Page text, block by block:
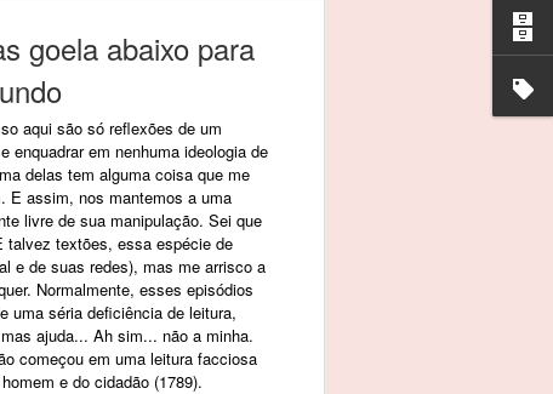
goela abaixo para
aqui são só reflexões de um
enquadrar em nenhuma ideologia de
delas tem alguma coisa que me
E assim, nos mantemos a uma
livre de sua manipulação. Sei que
talvez textões, essa espécie de
e de suas redes), mas me arrisco a
Normalmente, esses episódios
uma séria deficiência de leitura,
ajuda... Ah sim... não a minha.
começou em uma leitura facciosa
e do cidadão (1789).